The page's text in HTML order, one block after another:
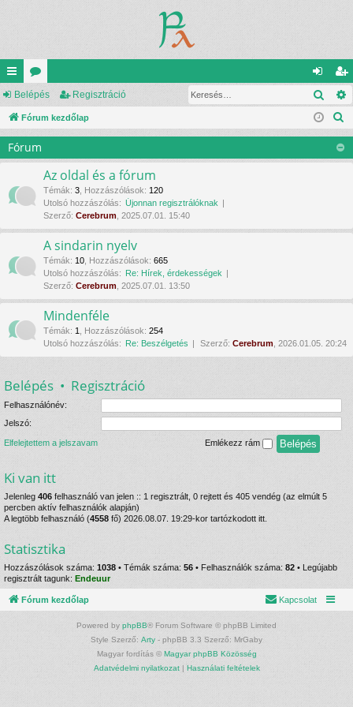
yo
rs
lin
ke
k
ór
u
ok
el
ép
eg
is
ztr
ác
Belépés Regisztráció
Fórum kezdőlap
Fórum
Az oldal és a fórum
Témák: 3 Hozzászólások: 120
Utolsó hozzászólás: Újonnan regisztrálóknak
Szerző: Cerebrum , 2025.07.01. 15:40
A sindarin nyelv
Témák: 10 Hozzászólások: 665
Utolsó hozzászólás: Re: Hírek, érdekességek
Szerző: Cerebrum , 2025.07.01. 13:50
Mindenféle
Témák: 1 Hozzászólások: 254
Utolsó hozzászólás: Re: Beszélgetés Szerző: Cerebrum , 2026.01.05. 20:24
Belépés • Regisztráció
Felhasználónév:
Jelszó:
Elfelejtettem a jelszavam Emlékezz rám
Ki van itt
Jelenleg 406 felhasználó van jelen :: 1 regisztrált, 0 rejtett és 405 vendég (az elmúlt 5
percben aktív felhasználók alapján)
A legtöbb felhasználó (4558 fő) 2026.08.07. 19:29-kor tartózkodott itt.
Statisztika
Hozzászólások száma: 1038 • Témák száma: 56 • Felhasználók száma: 82 • Legújabb
regisztrált tagunk: Endeuur
Fórum kezdőlap Kapcsolat
Powered by phpBB® Forum Software © phpBB Limited
Style Szerző: Arty - phpBB 3.3 Szerző: MrGaby
Magyar fordítás © Magyar phpBB Közösség
Adatvédelmi nyilatkozat| Használati feltételek